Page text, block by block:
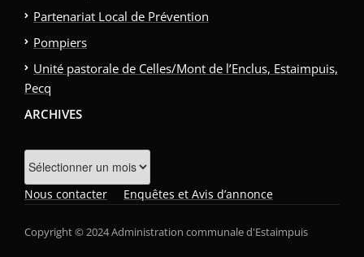
Partenariat Local de Prévention
Pompiers
Unité pastorale de Celles/Mont de l’Enclus, Estaimpuis,
Pecq
ARCHIVES
Archives
Nous contacter Enquêtes et Avis d’annonce
Copyright © 2024 Administration communale d'Estaimpuis